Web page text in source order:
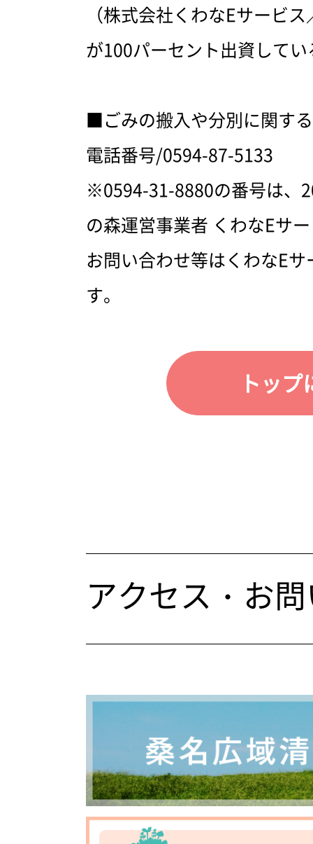
（株式会社くわなEサービ
が100パーセント出資して
■ごみの搬入や分別に関す
電話番号/0594-87-5133
※0594-31-8880の番号は、
の森運営事業者 くわなEサ
お問い合わせ等はくわなE
す。
トッ
アクセス・お